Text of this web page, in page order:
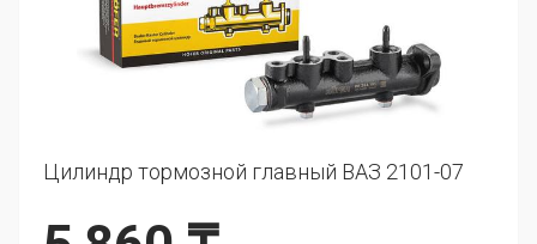
Цилиндр тормозной главный ВАЗ 2101-07